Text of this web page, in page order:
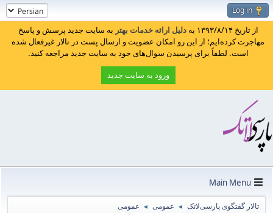
Log in
از تاریخ ۱۳۹۳/۸/۱۴ به دلیل ارائه خدمات بهتر به سایت جدید پرسش و پاسخ
مهاجرت کرده‌ایم؛ از این رو امکان عضویت و ارسال پست در تالار غیرفعال شده
است. لطفاً برای پرسیدن سوال‌های خود به سایت جدید مراجعه کنید.
ورود به سایت جدید
Main Menu
تالار گفتگوی پارسی‌لاتک ◄ عمومی ◄ عمومی